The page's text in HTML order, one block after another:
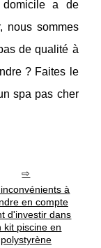
a de
nous sommes
de qualité à
? Faites le
spa pas cher
à
en compte
d'investir dans
kit piscine en
polystyrène